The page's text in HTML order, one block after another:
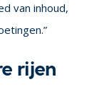
van inhoud,
rijen